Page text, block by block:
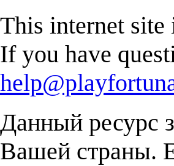
This internet
If you have
Данный ресурс
Вашей страны.